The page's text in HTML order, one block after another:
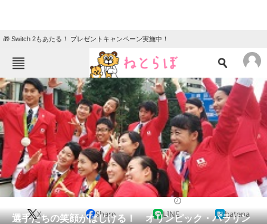
🎁 Switch 2もあたる！ プレゼントキャンペーン実施中！
ねとらぼメニュー
TOP ニュース
エンタメ クイズ
グルメ 地域
住まい 教育・育児
動物 リサーチ
会員記事
選手たちの笑顔がはじける！ オリンピック・パラリン
X Share LINE hatena